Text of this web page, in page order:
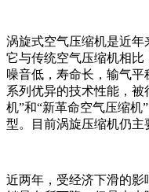
涡旋式空气压缩机是近年
它与传统空气压缩机相比
噪音低，寿命长，输气
系列优异的技术性能，
机”和“新革命空气压缩机
型。目前涡旋压缩机仍主
近两年，受经济下滑的